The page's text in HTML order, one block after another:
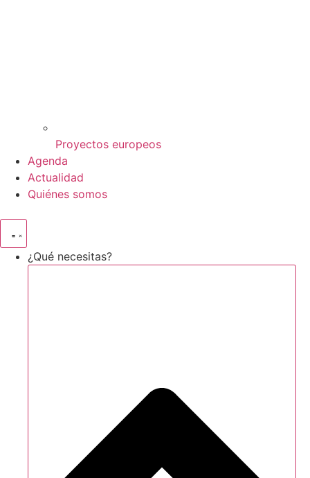
Proyectos europeos
Agenda
Actualidad
Quiénes somos
¿Qué necesitas?